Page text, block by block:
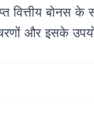
बोनस के
और इसके